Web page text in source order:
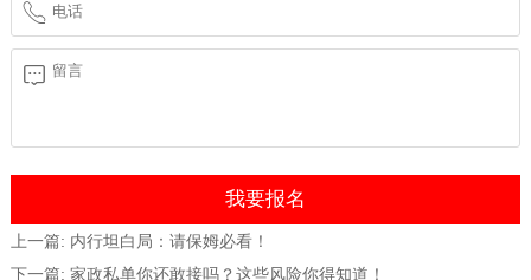
上一篇: 内行坦白局：请保姆必看！
下一篇: 家政私单你还敢接吗？这些风险你得知道！